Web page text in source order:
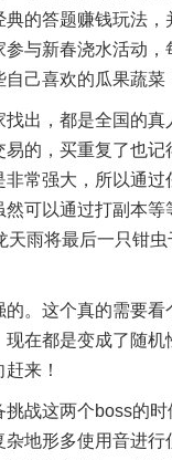
典的答题赚钱玩法，
与新春浇水活动，
己喜欢的瓜果蔬菜
，都是全国的真
易的，买重复了也记
非常强大，所以通
然可以通过打副本
天雨将最后一只钳
这个真的需要看
现在都是变成了随
来！
战这两个boss的时
杂地形多使用音进行